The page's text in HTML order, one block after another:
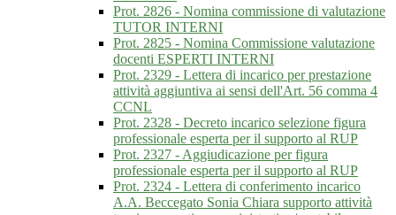
Prot. 2826 - Nomina commissione di valutazione
TUTOR INTERNI
Prot. 2825 - Nomina Commissione valutazione
docenti ESPERTI INTERNI
Prot. 2329 - Lettera di incarico per prestazione
attività aggiuntiva ai sensi dell'Art. 56 comma 4
CCNL
Prot. 2328 - Decreto incarico selezione figura
professionale esperta per il supporto al RUP
Prot. 2327 - Aggiudicazione per figura
professionale esperta per il supporto al RUP
Prot. 2324 - Lettera di conferimento incarico
A.A. Beccegato Sonia Chiara supporto attività